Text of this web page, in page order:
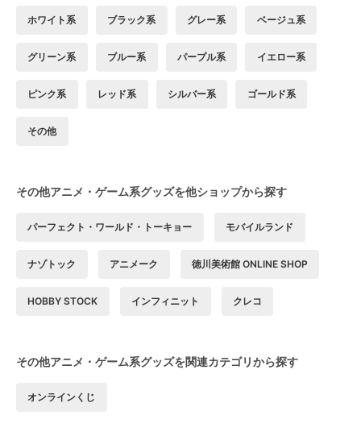
ホワイト系 ブラック系 グレー系 ベージュ系
グリーン系 ブルー系 パープル系 イエロー系
ピンク系 レッド系 シルバー系 ゴールド系
その他
その他アニメ・ゲーム系グッズを他ショップから探す
パーフェクト・ワールド・トーキョー モバイルランド
ナゾトック アニメーク 徳川美術館 ONLINE SHOP
HOBBY STOCK インフィニット クレコ
その他アニメ・ゲーム系グッズを関連カテゴリから探す
オンラインくじ